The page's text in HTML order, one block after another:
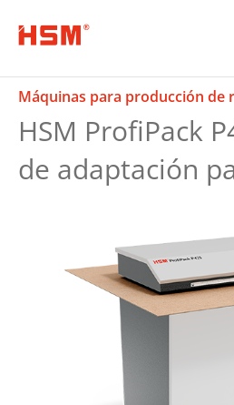
Máquinas para producción de
HSM ProfiPack
de adaptación